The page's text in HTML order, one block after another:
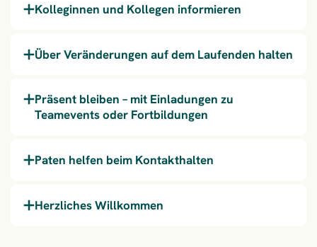
Kolleginnen und Kollegen informieren
Über Veränderungen auf dem Laufenden halten
Präsent bleiben – mit Einladungen zu
Teamevents oder Fortbildungen
Paten helfen beim Kontakthalten
Herzliches Willkommen